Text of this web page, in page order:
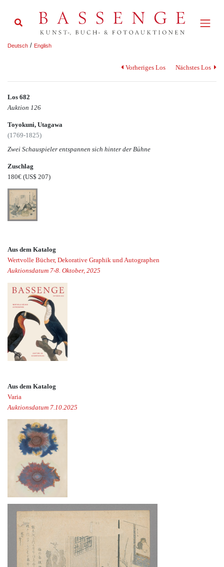
Deutsch / English
Vorheriges Los Nächstes Los
Los 682
Auktion 126
Toyokuni, Utagawa
(1769-1825)
Zwei Schauspieler entspannen sich hinter der Bühne
Zuschlag
180€ (US$ 207)
Aus dem Katalog
Wertvolle Bücher, Dekorative Graphik und Autographen
Auktionsdatum 7-8. Oktober, 2025
Aus dem Katalog
Varia
Auktionsdatum 7.10.2025